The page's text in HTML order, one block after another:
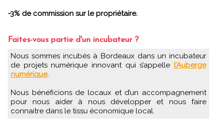
-3% de commission sur le propriétaire.
Faites-vous partie d'un incubateur ?
Nous sommes incubés à Bordeaux dans un incubateur
de projets numérique innovant qui s’appelle l’Auberge
numérique.
Nous bénéficions de locaux et d’un accompagnement
pour nous aider à nous développer et nous faire
connaitre dans le tissu économique local.